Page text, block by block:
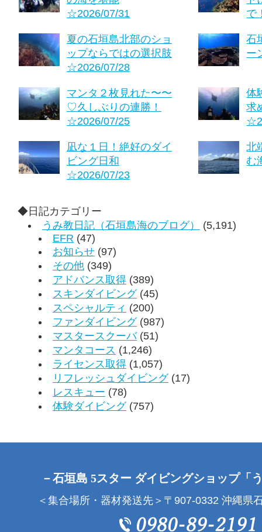
☆2026/07/31
で
夏の石垣島北部のショ
ップならではの選択肢
☆2026/07/28
石
ー
マンタ２枚見れた〜〜
♡久しぶりの連勝！
☆2026/07/25
体
求
凪な１日！絶好のダイ
ビング日和
☆2026/07/23
北
む
◆日記カテゴリー
うみ教日記（石垣島海のブログ）
(5,191)
EFR (47)
お知らせ (97)
その他 (349)
アドバンス取得 (389)
スキンダイビング(45)
スペシャルティ (200)
ファンダイビング(987)
マスタースクーバ(51)
マンタコース (1,246)
ライセンス取得 (1,057)
リフレッシュダイビング(17)
レスキュー (78)
体験ダイビング(757)
－石垣島 5スター ダイビングショップ「
＜集合場所・器材発送先＞〒907-0332 沖縄県